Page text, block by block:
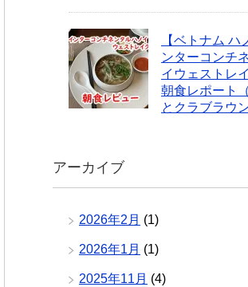
【ベトナム ハ
ンターコンチ
イウェストレ
朝食レポート
とクラブラウン
アーカイブ
2026年2月 (1)
2026年1月 (1)
2025年11月 (4)